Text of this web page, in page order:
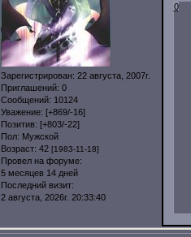
Зарегистрирован: 22 августа, 2007г.
Приглашений: 0
Сообщений: 10124
Уважение: [+869/-16]
Позитив: [+803/-22]
Пол: Мужской
Возраст: 42 [1983-11-18]
Провел на форуме:
5 месяцев 14 дней
Последний визит:
2 августа, 2026г. 20:33:40
0